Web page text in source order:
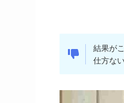
結果が
仕方な